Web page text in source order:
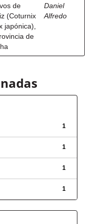
de
(Coturnix
japónica),
de
Daniel
Alfredo
1
1
1
1